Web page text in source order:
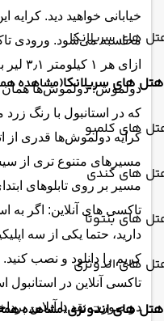
های سریلانکا
هتل های سریلانکا(مشاهده
های کلمبو
های کندی
های بنتوتا
های اندونزی
هتل های اندونزی(مشاهده
خیابانی خواهید دید.
ازای هر ۱ کیلومتر ۳٫۱ لیر به کرایه شما اضافه می‌شود.
دولموش: دولموش‌ها
که در استانبول با رنگ زرد
کرایه دولموش‌ها قدری از
مسیرهای متنوع تری از
مسیر بر روی تابلوهای
تاکسی های آنلاین: اگر به
دارید، حتما یکی از سه
کریم را دانلود و نصب
تاکسی آنلاین در استانبول
دو صورت نقد یا آنلاین